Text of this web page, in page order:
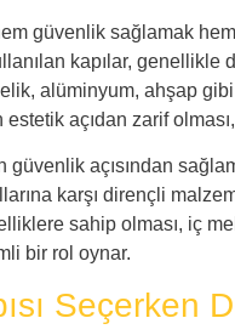
güvenlik sağlamak
kapılar, genellikle
alüminyum, ahşap
estetik açıdan zarif
güvenlik açısından
karşı dirençli
sahip olması, iç
bir rol oynar.
Seçerken